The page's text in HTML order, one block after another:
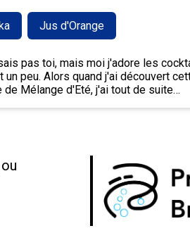
Jus d'Orange
pas toi, mais moi j'adore les
un peu. Alors quand j'ai découvert
de Mélange d'Eté, j'ai tout de suite…